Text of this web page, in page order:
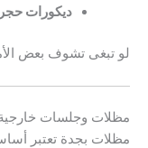
ديكورات
لو تبغى تشوف بعض
مظلات وجلسات
مظلات بجدة تعتبر